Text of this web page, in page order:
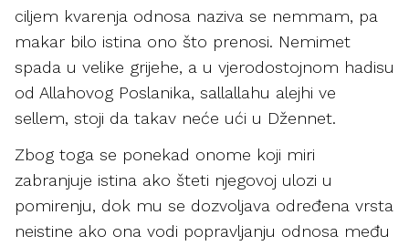
ciljem kvarenja odnosa naziva se nemmam, pa
makar bilo istina ono što prenosi. Nemimet
spada u velike grijehe, a u vjerodostojnom hadisu
od Allahovog Poslanika, sallallahu alejhi ve
sellem, stoji da takav neće ući u Džennet.
Zbog toga se ponekad onome koji miri
zabranjuje istina ako šteti njegovoj ulozi u
pomirenju, dok mu se dozvoljava određena vrsta
neistine ako ona vodi popravljanju odnosa među